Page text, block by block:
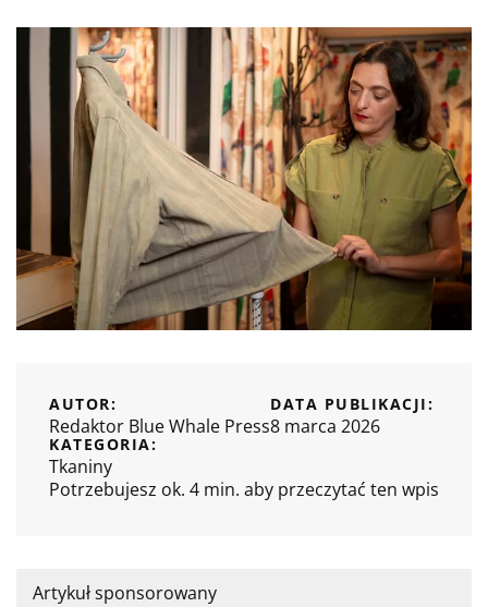
AUTOR:
Redaktor Blue Whale Press
DATA PUBLIKACJI:
8 marca 2026
KATEGORIA:
Tkaniny
Potrzebujesz ok. 4 min. aby przeczytać ten wpis
Artykuł sponsorowany